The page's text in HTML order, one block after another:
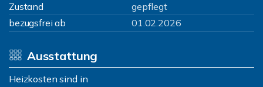
Zustand
gepflegt
bezugsfrei ab
01.02.2026
Ausstattung
Heizkosten sind in